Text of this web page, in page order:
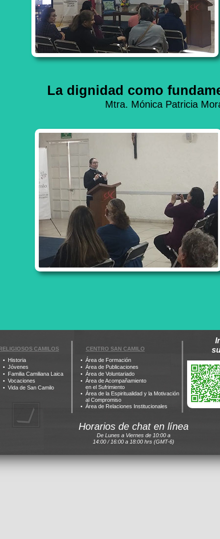
La dignidad como
Mtra. Mónica Patricia
CAMILOS
Historia
Jóvenes
Familia Camiliana Laica
Vocaciones
Vida de San Camilo
CENTRO SAN CAMILO
Área de Formación
Área de Publicaciones
Área de Voluntariado
Área de Acompañamiento
en el Sufrimiento
Área de la Espiritualidad y la Motivación
al Compromiso
Área de Relaciones Institucionales
Horarios de chat en línea
De Lunes a Viernes de 10:00 a
14:00 / 16:00 a 18:00 hrs (GMT-6)